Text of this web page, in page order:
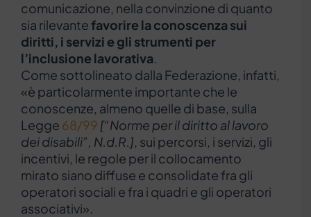
comunicazione, nella convinzione di quanto
sia rilevantefavorire la conoscenza sui
diritti, i servizi e gli strumenti per
l’inclusione lavorativa
Come sottolineato dalla Federazione, infatti,
«è particolarmente importante che le
conoscenze, almeno quelle di base, sulla
Legge 68/99 [“Norme per il diritto al lavoro
dei disabili”, N.d.R.] , sui percorsi, i servizi, gli
incentivi, le regole per il collocamento
mirato siano diffuse e consolidate fra gli
operatori sociali e fra i quadri e gli operatori
associativi».